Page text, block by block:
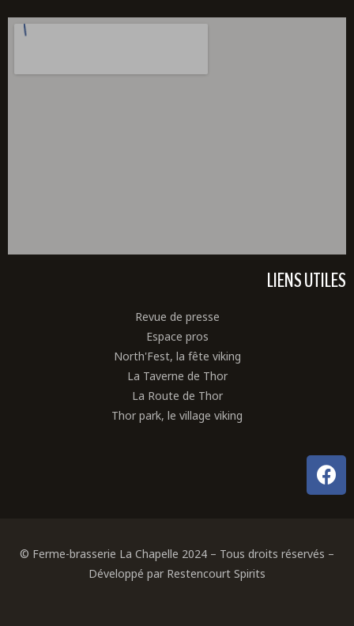
LIENS UTILES
Revue de presse
Espace pros
North'Fest, la fête viking
La Taverne de Thor
La Route de Thor
Thor park, le village viking
© Ferme-brasserie La Chapelle 2024 – Tous droits réservés –
Développé par Restencourt Spirits